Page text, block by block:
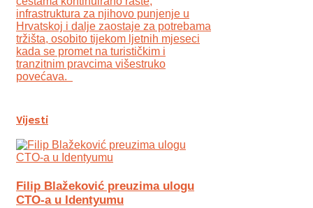
infrastruktura za njihovo punjenje u
Hrvatskoj i dalje zaostaje za potrebama
tržišta, osobito tijekom ljetnih mjeseci
kada se promet na turističkim i
tranzitnim pravcima višestruko
povećava.
Vijesti
Filip Blažeković preuzima ulogu
CTO-a u Identyumu